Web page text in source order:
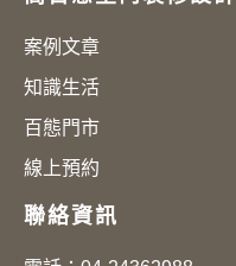
案例文章
知識生活
百態門市
線上預約
聯絡資訊